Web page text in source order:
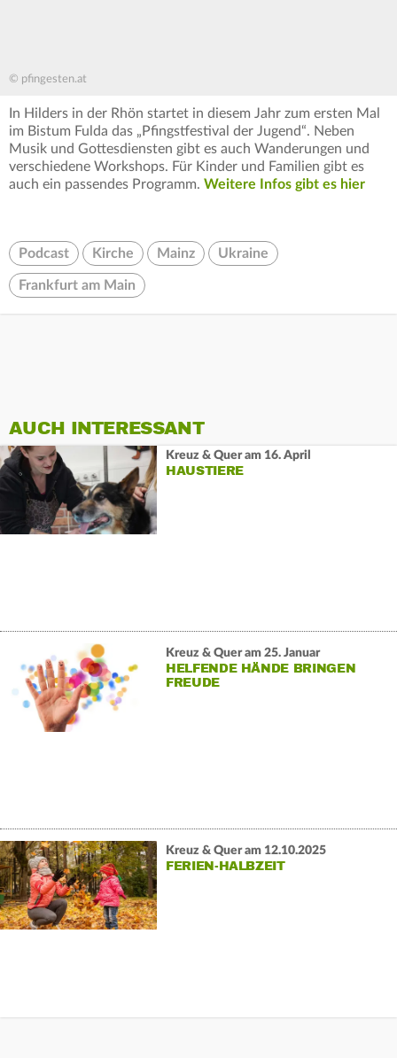
© pfingesten.at
In Hilders in der Rhön startet in diesem Jahr zum ersten Mal
im Bistum Fulda das „Pfingstfestival der Jugend“. Neben
Musik und Gottesdiensten gibt es auch Wanderungen und
verschiedene Workshops. Für Kinder und Familien gibt es
auch ein passendes Programm. Weitere Infos gibt es hier
Podcast Kirche Mainz Ukraine
Frankfurt am Main
AUCH INTERESSANT
Kreuz & Quer am 16. April
HAUSTIERE
Kreuz & Quer am 25. Januar
HELFENDE HÄNDE BRINGEN
FREUDE
Kreuz & Quer am 12.10.2025
FERIEN-HALBZEIT